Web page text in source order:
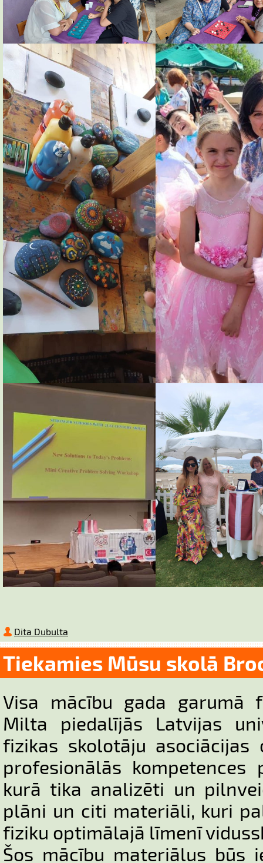
Dita Dubulta
Tiekamies Mūsu skolā
Visa mācību gada garumā
Milta piedalījās Latvijas
fizikas skolotāju asociācijas
profesionālās kompetences
kurā tika analizēti un
plāni un citi materiāli, kuri
fiziku optimālajā līmenī
Šos mācību materiālus būs